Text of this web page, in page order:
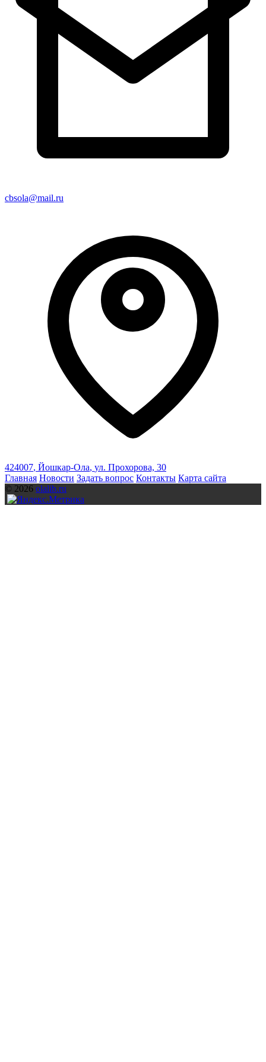
cbsola@mail.ru
424007, Йошкар-Ола, ул. Прохорова, 30
Главная Новости Задать вопрос Контакты Карта сайта
© 2026 olalib.ru